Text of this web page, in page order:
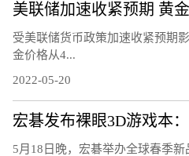
美联储加速收紧预期 黄
受美联储货币政策加速收紧预期
金价格从4...
2022-05-20
5月18日晚，宏碁举办全球春季